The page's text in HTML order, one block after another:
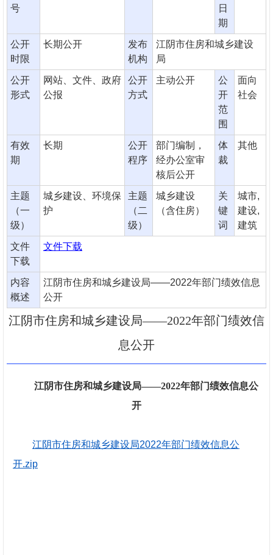
号
日
期
公开
时限
长期公开
发布
机构
江阴市住房和城乡建设
局
公开
形式
网站、文件、政府
公报
公开
方式
主动公开
公
开
范
围
面向
社会
有效
期
长期
公开
程序
部门编制，
经办公室审
核后公开
体
裁
其他
主题
（一
级）
城乡建设、环境保
护
主题
（二
级）
城乡建设
（含住房）
关
键
词
城市,
建设,
建筑
文件
下载
文件下载
内容
概述
江阴市住房和城乡建设局——2022年部门绩效信息
公开
江阴市住房和城乡建设局——2022年部门绩效信
息公开
江阴市住房和城乡建设局——2022年部门绩效信息公
开
江阴市住房和城乡建设局2022年部门绩效信息公
开.zip